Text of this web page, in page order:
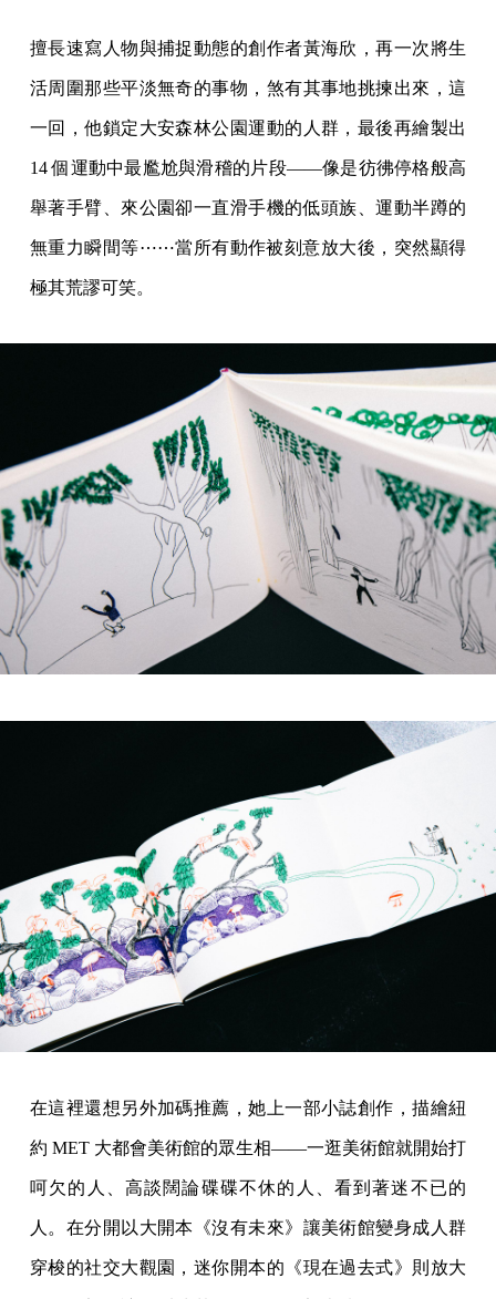
擅長速寫人物與捕捉動態的創作者黃海欣，再一次將生
活周圍那些平淡無奇的事物，煞有其事地挑揀出來，這
一回，他鎖定大安森林公園運動的人群，最後再繪製出
14 個運動中最尷尬與滑稽的片段——像是彷彿停格般高
舉著手臂、來公園卻一直滑手機的低頭族、運動半蹲的
無重力瞬間等⋯⋯當所有動作被刻意放大後，突然顯得
極其荒謬可笑。
在這裡還想另外加碼推薦，她上一部小誌創作，描繪紐
約 MET 大都會美術館的眾生相——一逛美術館就開始打
呵欠的人、高談闊論碟碟不休的人、看到著迷不已的
人。在分開以大開本《沒有未來》讓美術館變身成人群
穿梭的社交大觀園，迷你開本的《現在過去式》則放大